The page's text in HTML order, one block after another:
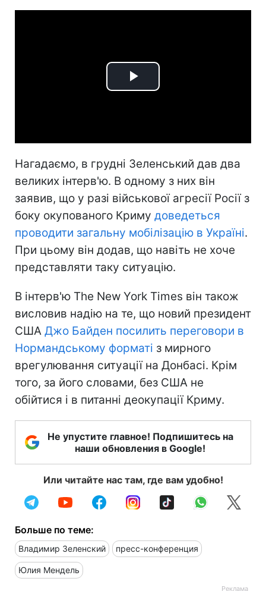
Play
Нагадаємо, в грудні Зеленський дав два
великих інтерв'ю. В одному з них він
заявив, що у разі військової агресії Росії з
боку окупованого Криму доведеться
проводити загальну мобілізацію в Україні.
При цьому він додав, що навіть не хоче
представляти таку ситуацію.
В інтерв'ю The New York Times він також
висловив надію на те, що новий президент
США Джо Байден посилить переговори в
Нормандському форматі з мирного
врегулювання ситуації на Донбасі. Крім
того, за його словами, без США не
обійтися і в питанні деокупації Криму.
Не упустите главное! Подпишитесь на
наши обновления в Google!
Или читайте нас там, где вам удобно!
Больше по теме:
Владимир Зеленский пресс-конференция
Юлия Мендель